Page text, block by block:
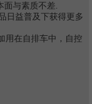
与素质不差.
日益普及下获得更多
用在自排车中，自控